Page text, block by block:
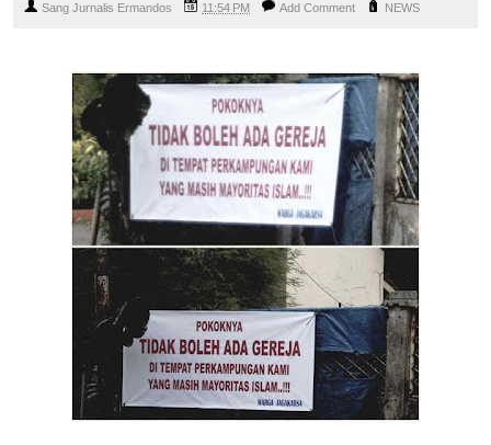
Sang Jurnalis Ermandos 11:54 PM Add Comment NEWS